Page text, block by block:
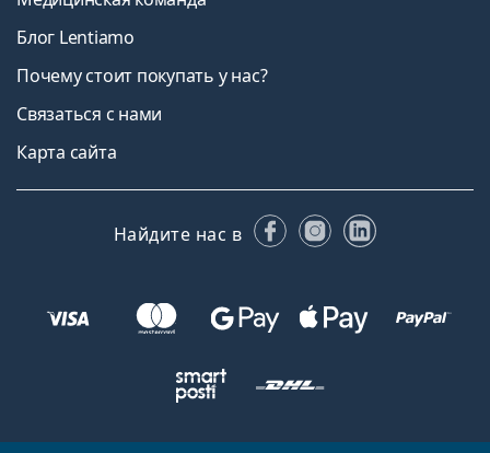
Блог Lentiamo
Почему стоит покупать у нас?
Связаться с нами
Карта сайта
Найдите нас в FacebookInstagram
LinkedIn